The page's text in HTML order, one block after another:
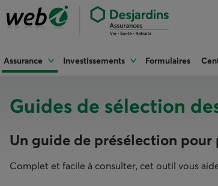
Assurance Investissements Formulaires
Guides de sélection
Un guide de présélection pour
Complet et facile à consulter, cet outil vous